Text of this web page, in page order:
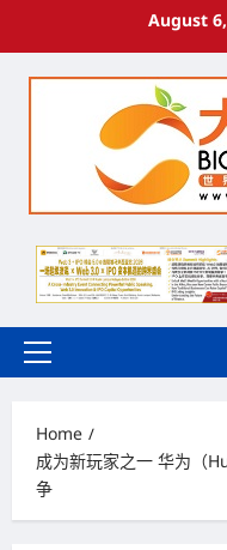
August
Primary
Home
成为新玩家之一 华为（
争